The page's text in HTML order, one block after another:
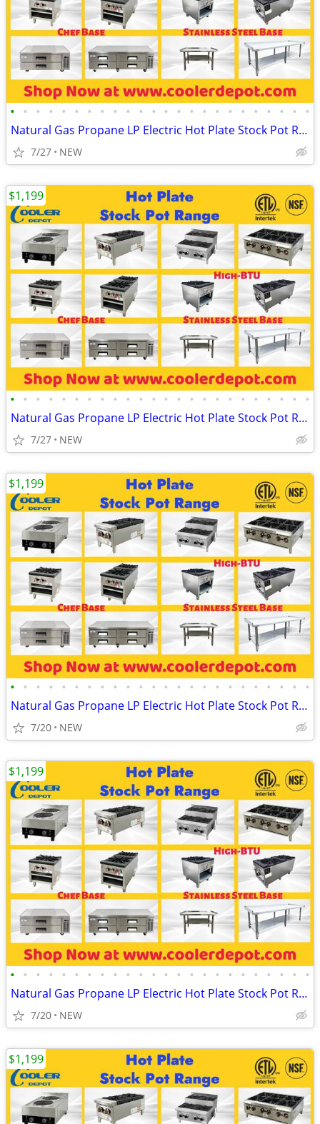
• • • • • • • • • • • • • • • • • • • • • • • •
Natural Gas Propane LP Electric Hot Plate Stock Pot Range
7/27 NEW
• • • • • • • • • • • • • • • • • • • • • • • •
Natural Gas Propane LP Electric Hot Plate Stock Pot Range
7/27 NEW
$1,199
• • • • • • • • • • • • • • • • • • • • • • • •
Natural Gas Propane LP Electric Hot Plate Stock Pot Range
7/20 NEW
$1,199
• • • • • • • • • • • • • • • • • • • • • • • •
Natural Gas Propane LP Electric Hot Plate Stock Pot Range
7/20 NEW
$1,199
$1,199